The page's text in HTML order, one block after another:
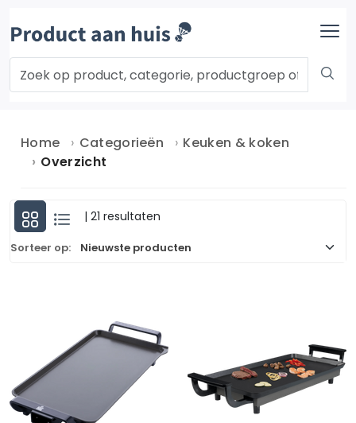
Home Categorieën
Keuken & koken
Overzicht
| 21 resultaten
Sorteer op: